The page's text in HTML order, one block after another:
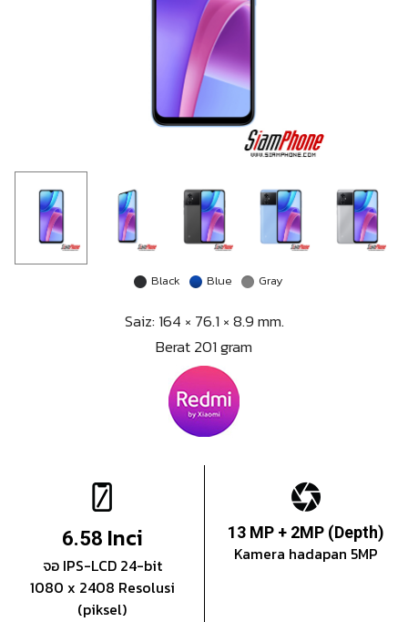
Black Blue Gray
Saiz: 164 × 76.1 × 8.9 mm.
Berat 201 gram
6.58 Inci
จอ IPS-LCD 24-bit
1080 x 2408 Resolusi
(piksel)
13 MP + 2MP (Depth)
Kamera hadapan 5MP